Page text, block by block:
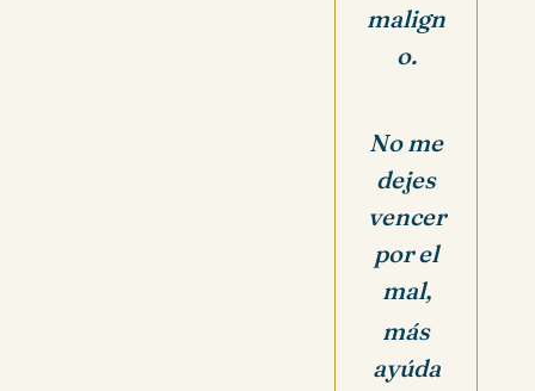
malign
o.
No me
dejes
vencer
por el
mal,
más
ayúda